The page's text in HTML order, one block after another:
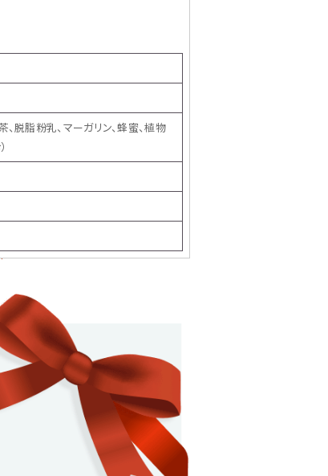
、脱脂粉乳、マーガリン、蜂蜜、植物